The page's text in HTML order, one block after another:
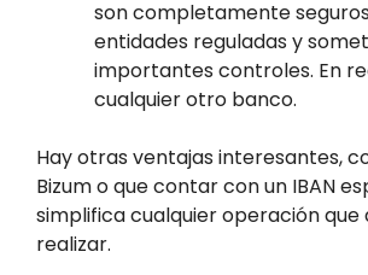
son completamente
entidades reguladas y
importantes controles. En
cualquier otro banco.
Hay otras ventajas interesantes,
Bizum o que contar con un IBAN
simplifica cualquier operación que
realizar.